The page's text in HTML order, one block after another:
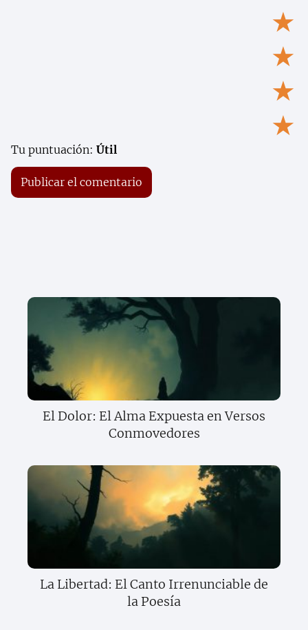
★
★
★
★
Tu puntuación: Útil
El Dolor: El Alma Expuesta en Versos
Conmovedores
La Libertad: El Canto Irrenunciable de
la Poesía